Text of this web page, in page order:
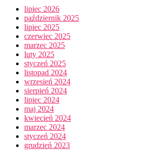
lipiec 2026
październik 2025
lipiec 2025
czerwiec 2025
marzec 2025
luty 2025
styczeń 2025
listopad 2024
wrzesień 2024
sierpień 2024
lipiec 2024
maj 2024
kwiecień 2024
marzec 2024
styczeń 2024
grudzień 2023